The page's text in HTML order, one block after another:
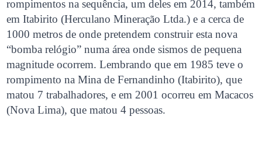
rompimentos na sequência, um deles em 2014, também
em Itabirito (Herculano Mineração Ltda.) e a cerca de
1000 metros de onde pretendem construir esta nova
“bomba relógio” numa área onde sismos de pequena
magnitude ocorrem. Lembrando que em 1985 teve o
rompimento na Mina de Fernandinho (Itabirito), que
matou 7 trabalhadores, e em 2001 ocorreu em Macacos
(Nova Lima), que matou 4 pessoas.